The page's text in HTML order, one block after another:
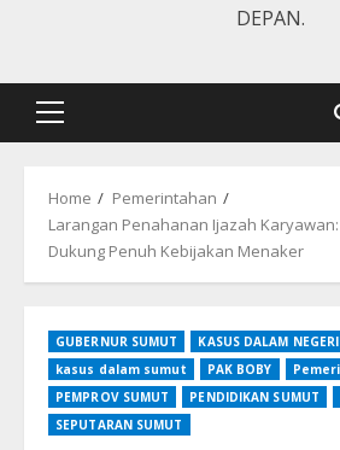
DEPAN.
Primary
Home
Pemerintahan
Larangan Penahanan Ijazah
Dukung Penuh Kebijakan Menaker
GUBERNUR SUMUT
KASUS DALAM NEGERI
kasus dalam sumut
PAK BOBY
PEMPROV SUMUT
PENDIDIKAN SUMUT
SEPUTARAN SUMUT